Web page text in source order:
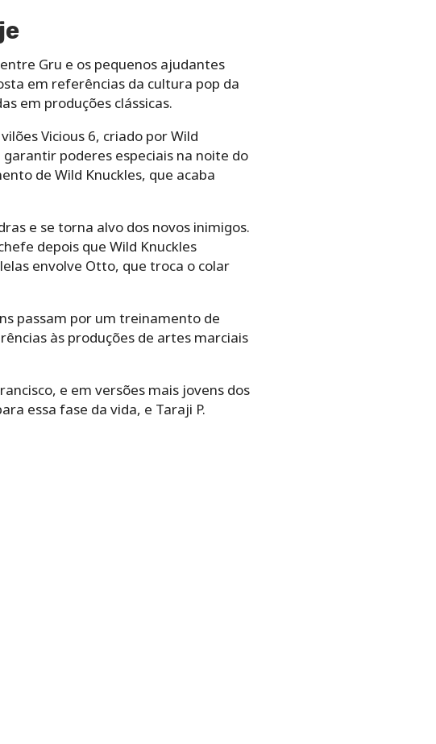
Gru e os pequenos ajudantes
em referências da cultura pop da
em produções clássicas.
Vicious 6, criado por Wild
garantir poderes especiais na noite do
de Wild Knuckles, que acaba
e se torna alvo dos novos inimigos.
depois que Wild Knuckles
envolve Otto, que troca o colar
passam por um treinamento de
às produções de artes marciais
e em versões mais jovens dos
essa fase da vida, e Taraji P.